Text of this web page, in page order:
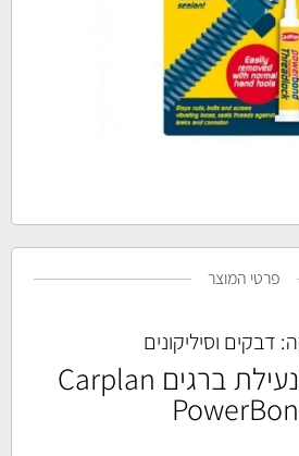
פרטי המוצר
דבקים וסיליקונים
דבק איטום ונעילת ברגים Carplan